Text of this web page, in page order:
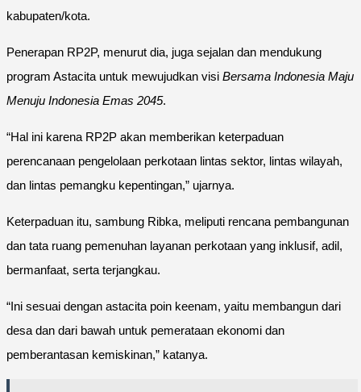
kabupaten/kota.
Penerapan RP2P, menurut dia, juga sejalan dan mendukung
program Astacita untuk mewujudkan visi Bersama Indonesia Maju
Menuju Indonesia Emas 2045.
“Hal ini karena RP2P akan memberikan keterpaduan
perencanaan pengelolaan perkotaan lintas sektor, lintas wilayah,
dan lintas pemangku kepentingan,” ujarnya.
Keterpaduan itu, sambung Ribka, meliputi rencana pembangunan
dan tata ruang pemenuhan layanan perkotaan yang inklusif, adil,
bermanfaat, serta terjangkau.
“Ini sesuai dengan astacita poin keenam, yaitu membangun dari
desa dan dari bawah untuk pemerataan ekonomi dan
pemberantasan kemiskinan,” katanya.